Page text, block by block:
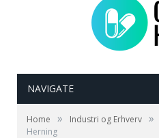
NAVIGATE
Home » Industri og Erhverv »
Herning